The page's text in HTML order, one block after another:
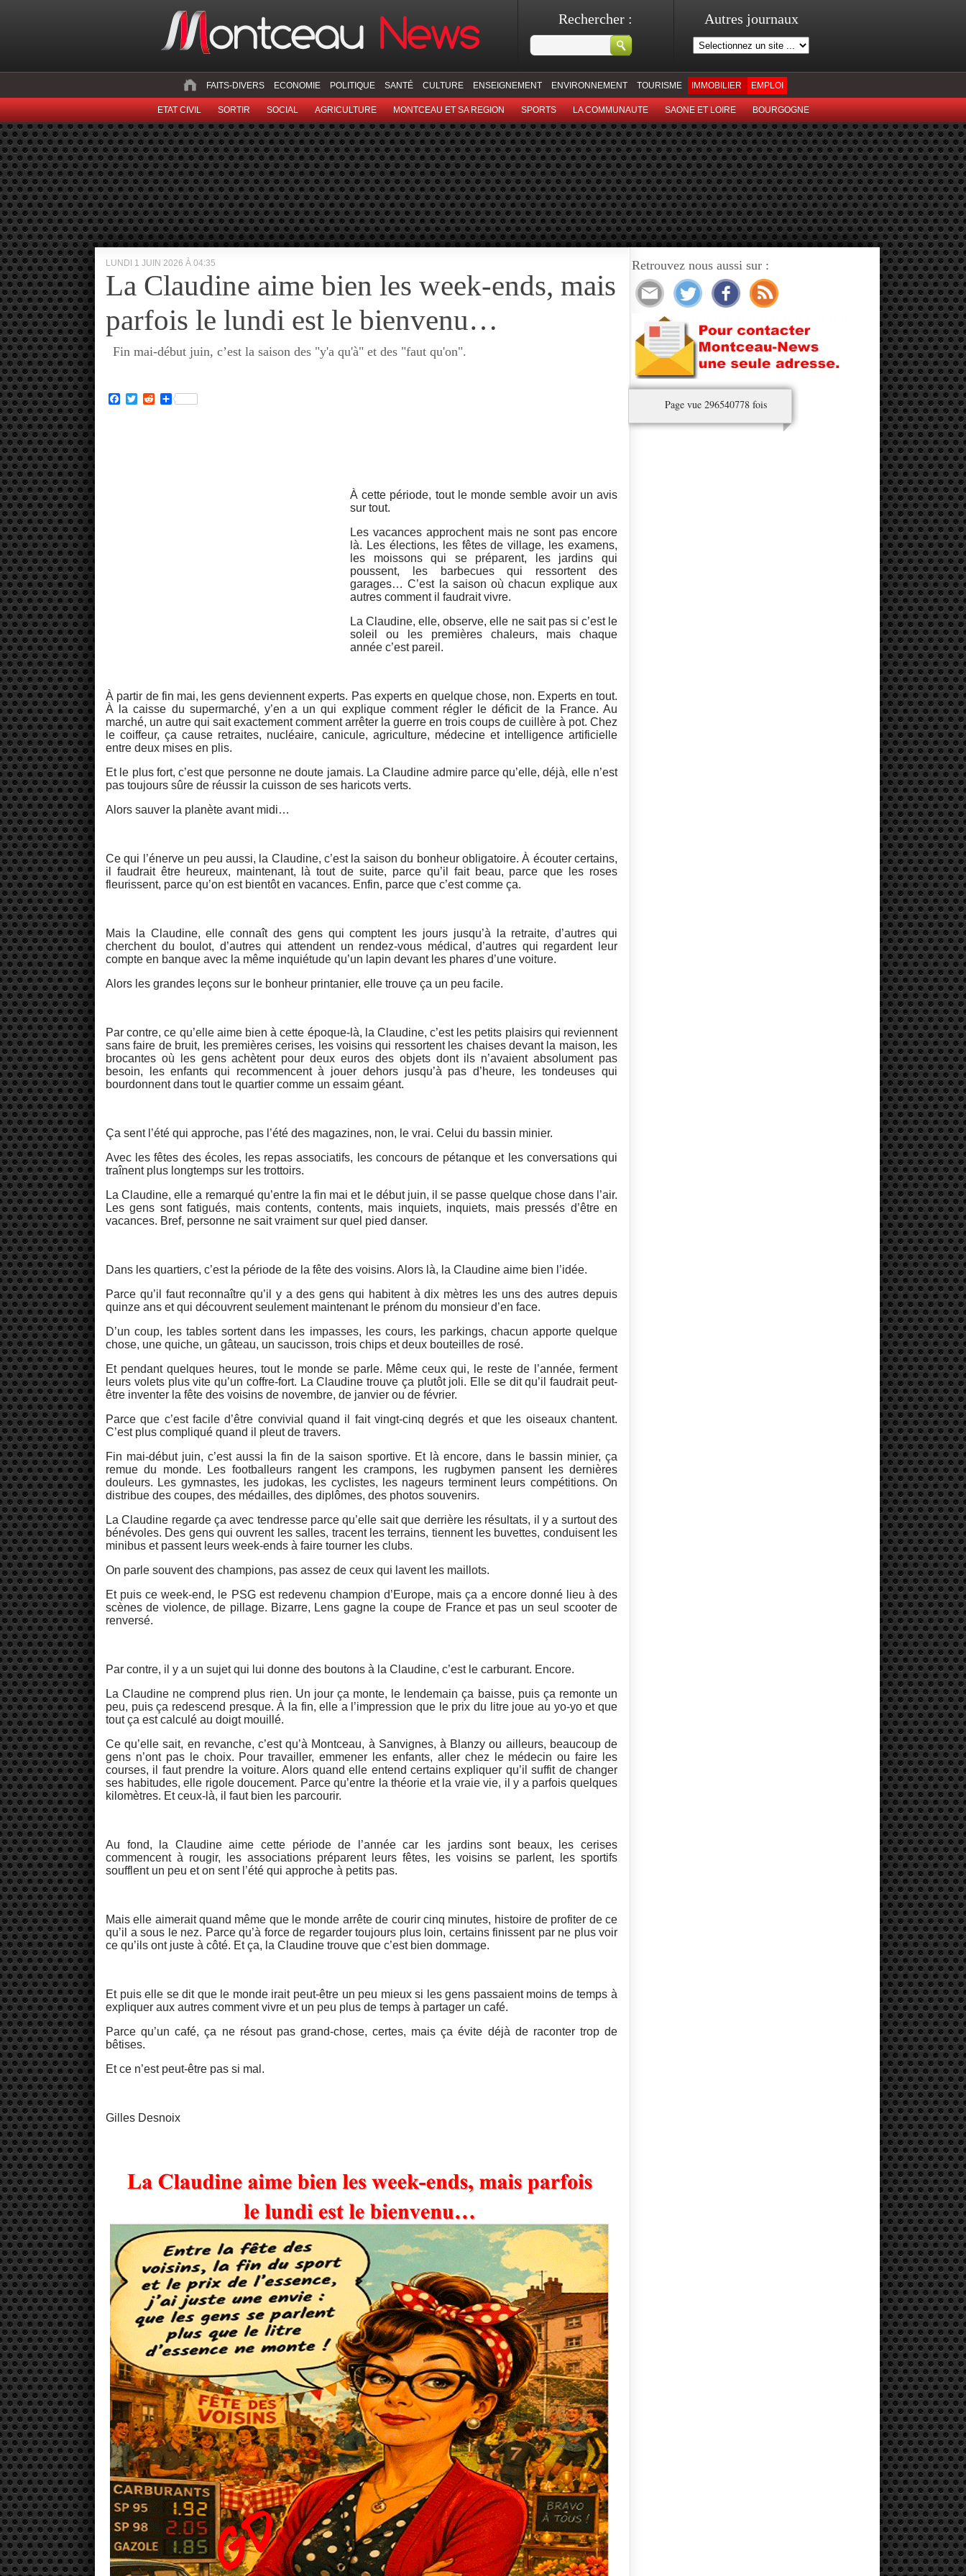
Rechercher : Autres journaux
FAITS-DIVERS ECONOMIE POLITIQUE SANTÉ CULTURE ENSEIGNEMENT ENVIRONNEMENT TOURISME IMMOBILIER EMPLOI
ETAT CIVIL SORTIR SOCIAL AGRICULTURE MONTCEAU ET SA REGION SPORTS LA COMMUNAUTE SAONE ET LOIRE BOURGOGNE
LUNDI 1 JUIN 2026 À 04:35
La Claudine aime bien les week-ends, mais
parfois le lundi est le bienvenu…
Fin mai-début juin, c’est la saison des "y'a qu'à" et des "faut qu'on".
Facebook
TwitterRedditPartager
À cette période, tout le monde semble avoir un avis
sur tout.
Les vacances approchent mais ne sont pas encore
là. Les élections, les fêtes de village, les examens,
les moissons qui se préparent, les jardins qui
poussent, les barbecues qui ressortent des
garages… C’est la saison où chacun explique aux
autres comment il faudrait vivre.
La Claudine, elle, observe, elle ne sait pas si c’est le
soleil ou les premières chaleurs, mais chaque
année c’est pareil.
À partir de fin mai, les gens deviennent experts. Pas experts en quelque chose, non. Experts en tout.
À la caisse du supermarché, y’en a un qui explique comment régler le déficit de la France. Au
marché, un autre qui sait exactement comment arrêter la guerre en trois coups de cuillère à pot. Chez
le coiffeur, ça cause retraites, nucléaire, canicule, agriculture, médecine et intelligence artificielle
entre deux mises en plis.
Et le plus fort, c’est que personne ne doute jamais. La Claudine admire parce qu’elle, déjà, elle n’est
pas toujours sûre de réussir la cuisson de ses haricots verts.
Alors sauver la planète avant midi…
Ce qui l’énerve un peu aussi, la Claudine, c’est la saison du bonheur obligatoire. À écouter certains,
il faudrait être heureux, maintenant, là tout de suite, parce qu’il fait beau, parce que les roses
fleurissent, parce qu’on est bientôt en vacances. Enfin, parce que c’est comme ça.
Mais la Claudine, elle connaît des gens qui comptent les jours jusqu’à la retraite, d’autres qui
cherchent du boulot, d’autres qui attendent un rendez-vous médical, d’autres qui regardent leur
compte en banque avec la même inquiétude qu’un lapin devant les phares d’une voiture.
Alors les grandes leçons sur le bonheur printanier, elle trouve ça un peu facile.
Par contre, ce qu’elle aime bien à cette époque-là, la Claudine, c’est les petits plaisirs qui reviennent
sans faire de bruit, les premières cerises, les voisins qui ressortent les chaises devant la maison, les
brocantes où les gens achètent pour deux euros des objets dont ils n’avaient absolument pas
besoin, les enfants qui recommencent à jouer dehors jusqu’à pas d’heure, les tondeuses qui
bourdonnent dans tout le quartier comme un essaim géant.
Ça sent l’été qui approche, pas l’été des magazines, non, le vrai. Celui du bassin minier.
Avec les fêtes des écoles, les repas associatifs, les concours de pétanque et les conversations qui
traînent plus longtemps sur les trottoirs.
La Claudine, elle a remarqué qu’entre la fin mai et le début juin, il se passe quelque chose dans l’air.
Les gens sont fatigués, mais contents, contents, mais inquiets, inquiets, mais pressés d’être en
vacances. Bref, personne ne sait vraiment sur quel pied danser.
Dans les quartiers, c’est la période de la fête des voisins. Alors là, la Claudine aime bien l’idée.
Parce qu’il faut reconnaître qu’il y a des gens qui habitent à dix mètres les uns des autres depuis
quinze ans et qui découvrent seulement maintenant le prénom du monsieur d’en face.
D’un coup, les tables sortent dans les impasses, les cours, les parkings, chacun apporte quelque
chose, une quiche, un gâteau, un saucisson, trois chips et deux bouteilles de rosé.
Et pendant quelques heures, tout le monde se parle. Même ceux qui, le reste de l’année, ferment
leurs volets plus vite qu’un coffre-fort. La Claudine trouve ça plutôt joli. Elle se dit qu’il faudrait peut-
être inventer la fête des voisins de novembre, de janvier ou de février.
Parce que c’est facile d’être convivial quand il fait vingt-cinq degrés et que les oiseaux chantent.
C’est plus compliqué quand il pleut de travers.
Fin mai-début juin, c’est aussi la fin de la saison sportive. Et là encore, dans le bassin minier, ça
remue du monde. Les footballeurs rangent les crampons, les rugbymen pansent les dernières
douleurs. Les gymnastes, les judokas, les cyclistes, les nageurs terminent leurs compétitions. On
distribue des coupes, des médailles, des diplômes, des photos souvenirs.
La Claudine regarde ça avec tendresse parce qu’elle sait que derrière les résultats, il y a surtout des
bénévoles. Des gens qui ouvrent les salles, tracent les terrains, tiennent les buvettes, conduisent les
minibus et passent leurs week-ends à faire tourner les clubs.
On parle souvent des champions, pas assez de ceux qui lavent les maillots.
Et puis ce week-end, le PSG est redevenu champion d’Europe, mais ça a encore donné lieu à des
scènes de violence, de pillage. Bizarre, Lens gagne la coupe de France et pas un seul scooter de
renversé.
Par contre, il y a un sujet qui lui donne des boutons à la Claudine, c’est le carburant. Encore.
La Claudine ne comprend plus rien. Un jour ça monte, le lendemain ça baisse, puis ça remonte un
peu, puis ça redescend presque. À la fin, elle a l’impression que le prix du litre joue au yo-yo et que
tout ça est calculé au doigt mouillé.
Ce qu’elle sait, en revanche, c’est qu’à Montceau, à Sanvignes, à Blanzy ou ailleurs, beaucoup de
gens n’ont pas le choix. Pour travailler, emmener les enfants, aller chez le médecin ou faire les
courses, il faut prendre la voiture. Alors quand elle entend certains expliquer qu’il suffit de changer
ses habitudes, elle rigole doucement. Parce qu’entre la théorie et la vraie vie, il y a parfois quelques
kilomètres. Et ceux-là, il faut bien les parcourir.
Au fond, la Claudine aime cette période de l’année car les jardins sont beaux, les cerises
commencent à rougir, les associations préparent leurs fêtes, les voisins se parlent, les sportifs
soufflent un peu et on sent l’été qui approche à petits pas.
Mais elle aimerait quand même que le monde arrête de courir cinq minutes, histoire de profiter de ce
qu’il a sous le nez. Parce qu’à force de regarder toujours plus loin, certains finissent par ne plus voir
ce qu’ils ont juste à côté. Et ça, la Claudine trouve que c’est bien dommage.
Et puis elle se dit que le monde irait peut-être un peu mieux si les gens passaient moins de temps à
expliquer aux autres comment vivre et un peu plus de temps à partager un café.
Parce qu’un café, ça ne résout pas grand-chose, certes, mais ça évite déjà de raconter trop de
bêtises.
Et ce n’est peut-être pas si mal.
Gilles Desnoix
Retrouvez nous aussi sur :
Page vue 296540778 fois